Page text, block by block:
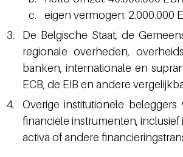
eigen vermogen: 2.000.000
De Belgische Staat, de
regionale overheden,
banken, internationale en
ECB, de EIB en andere
Overige institutionele
financiële instrumenten,
activa of andere